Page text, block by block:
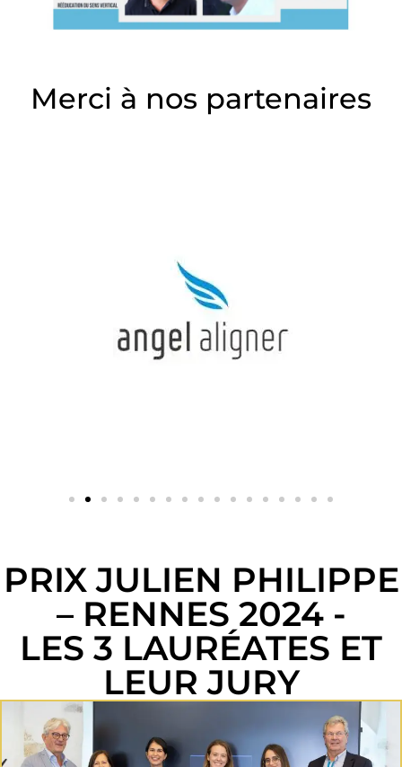
Merci à nos partenaires
PRIX JULIEN PHILIPPE
– RENNES 2024 -
LES 3 LAURÉATES ET
LEUR JURY